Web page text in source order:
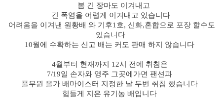
봄 긴 장마도 이겨내고
긴 폭염을 어렵게 이겨내고 있습니다
어려움을 이겨낸 원황배 와 기후1호, 신화,혼합으로 포장 할수도
있습니다
10월에 수확하는 신고 배는 커도 판매 하지 않습니다
4월부터 현재까지 12시 전에 취침은
7/19일 손자와 영주 그곳에가면 팬션과
풀무원 올가 배마이스터 지정한 날 두번 취침 했습니다
힘들게 지은 유기농 배입니다